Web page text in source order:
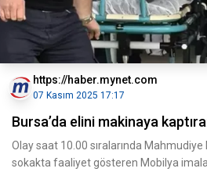
https://haber.mynet.com
07 Kasım 2025 17:17
Bursa’da elini makinaya
Olay saat 10.00 sıralarında
sokakta faaliyet gösteren Mobilya